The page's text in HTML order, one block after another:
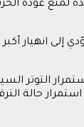
عودة
انهيار
التوتر
حالة